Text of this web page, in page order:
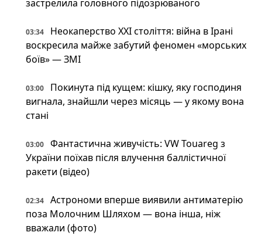
застрелила головного підозрюваного
03:34
Неокаперство XXI століття: війна в Ірані
воскресила майже забутий феномен «морських
боїв» — ЗМІ
03:00
Покинута під кущем: кішку, яку господиня
вигнала, знайшли через місяць — у якому вона
стані
03:00
Фантастична живучість: VW Touareg з
України поїхав після влучення баллістичної
ракети (відео)
02:34
Астрономи вперше виявили антиматерію
поза Молочним Шляхом — вона інша, ніж
вважали (фото)